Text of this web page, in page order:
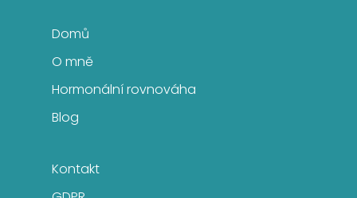
Domů
O mně
Hormonální rovnováha
Blog
Kontakt